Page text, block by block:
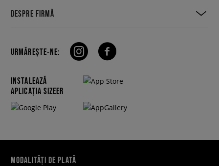
DESPRE FIRMĂ
URMĂREȘTE-NE:
INSTALEAZĂ
APLICAȚIA SIZEER
MODALITĂȚI DE PLATĂ